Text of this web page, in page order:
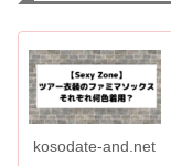
kosodate-and.net